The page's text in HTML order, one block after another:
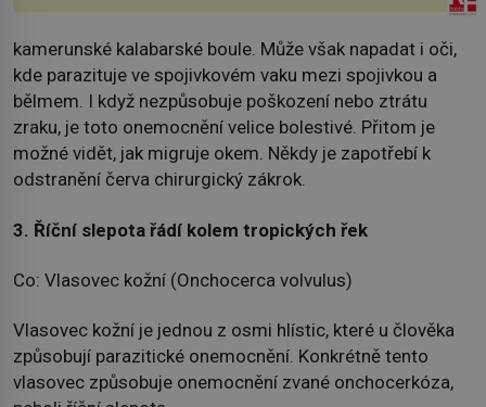
kamerunské kalabarské boule. Může však napadat i oči,
kde parazituje ve spojivkovém vaku mezi spojivkou a
bělmem. I když nezpůsobuje poškození nebo ztrátu
zraku, je toto onemocnění velice bolestivé. Přitom je
možné vidět, jak migruje okem. Někdy je zapotřebí k
odstranění červa chirurgický zákrok.
3. Říční slepota řádí kolem tropických řek
Co: Vlasovec kožní (Onchocerca volvulus)
Vlasovec kožní je jednou z osmi hlístic, které u člověka
způsobují parazitické onemocnění. Konkrétně tento
vlasovec způsobuje onemocnění zvané onchocerkóza,